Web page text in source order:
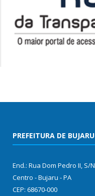
PREFEITURA DE BUJARU
End.: Rua Dom Pedro II, S/N
Centro - Bujaru - PA
CEP: 68670-000